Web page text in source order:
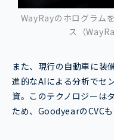
WayRayのホログラム
ス（
また、現行の自動車に装
進的なAIによる分析でセ
資。このテクノロジーは
ため、GoodyearのCVCも